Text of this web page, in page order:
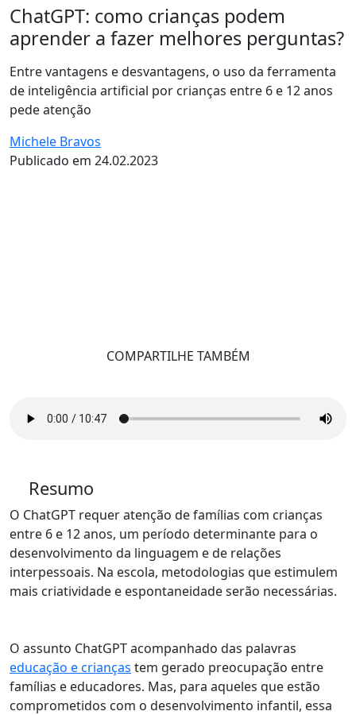
ChatGPT: como crianças podem
aprender a fazer melhores perguntas?
Entre vantagens e desvantagens, o uso da ferramenta
de inteligência artificial por crianças entre 6 e 12 anos
pede atenção
Michele Bravos
Publicado em 24.02.2023
COMPARTILHE TAMBÉM
Resumo
O ChatGPT requer atenção de famílias com crianças
entre 6 e 12 anos, um período determinante para o
desenvolvimento da linguagem e de relações
interpessoais. Na escola, metodologias que estimulem
mais criatividade e espontaneidade serão necessárias.
O assunto ChatGPT acompanhado das palavras
educação e crianças tem gerado preocupação entre
famílias e educadores. Mas, para aqueles que estão
comprometidos com o desenvolvimento infantil, essa